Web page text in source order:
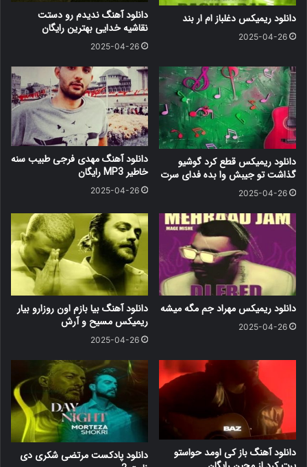
دانلود ریمیکس دغلباز ام ار بند
2025-04-26
دانلود آهنگ ندیدم رو دستت
نقاشیه خدایی بهترین رایگان
2025-04-26
دانلود ریمیکس قطع کرد گوشیو
گذاشت تو جیبش وا بده فدای سرت
2025-04-26
دانلود آهنگ مهدی فرجی طبیب سنه
خاطیر MP3 رایگان
2025-04-26
دانلود ریمیکس مهراد جم مگه میشه
2025-04-26
دانلود آهنگ بیا بازم اون روزارو بیار
ریمیکس مسیح و آرش
2025-04-26
دانلود آهنگ باز کی اومد حواستو
دانلود پادکست مرتضی شکری دی